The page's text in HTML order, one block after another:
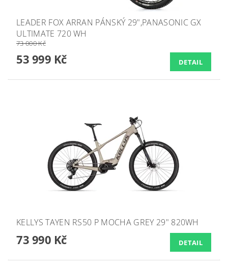
LEADER FOX ARRAN PÁNSKÝ 29",PANASONIC GX
ULTIMATE 720 WH
73 000 Kč
53 999 Kč DETAIL
KELLYS TAYEN RS50 P MOCHA GREY 29" 820WH
73 990 Kč DETAIL